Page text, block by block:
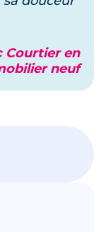
Courtier en
neuf